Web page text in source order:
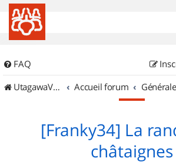
FAQ
UtagawaVTT (Randos VTT et VTTAE avec traces GPS)
Accueil forum Générale
[Franky34] La
châtaignes